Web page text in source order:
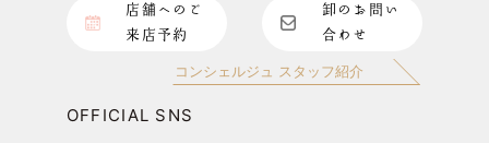
店舗へのご
来店予約
卸のお問い
合わせ
コンシェルジュ スタッフ紹介
OFFICIAL SNS